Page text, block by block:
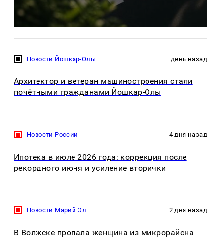
Новости Йошкар-Олы день назад
Архитектор и ветеран машиностроения стали
почётными гражданами Йошкар-Олы
Новости России 4 дня назад
Ипотека в июле 2026 года: коррекция после
рекордного июня и усиление вторички
Новости Марий Эл 2 дня назад
В Волжске пропала женщина из микрорайона